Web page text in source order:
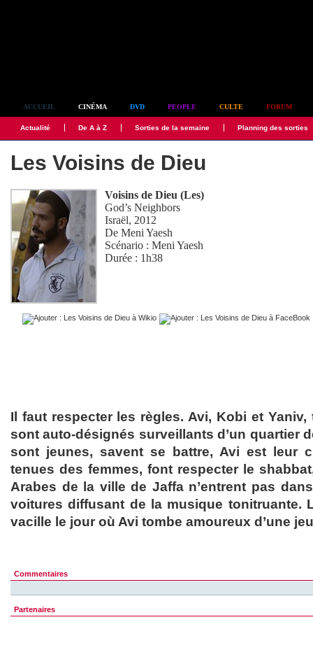
ACCUEIL CINÉMA DVD PEOPLE CULTE FORUM
Actualité De A à Z Sorties de la semaine Planning des sorties
Les Voisins de Dieu
Voisins de Dieu (Les)
God’s Neighbors
Israël, 2012
DeMeni Yaesh
Scénario :Meni Yaesh
Durée : 1h38
Il faut respecter les règles. Avi, Kobi et
sont auto-désignés surveillants d’un quartier
sont jeunes, savent se battre, Avi est leur
tenues des femmes, font respecter le
Arabes de la ville de Jaffa n’entrent pas
voitures diffusant de la musique tonitruante.
vacille le jour où Avi tombe amoureux d’une
Commentaires
Partenaires